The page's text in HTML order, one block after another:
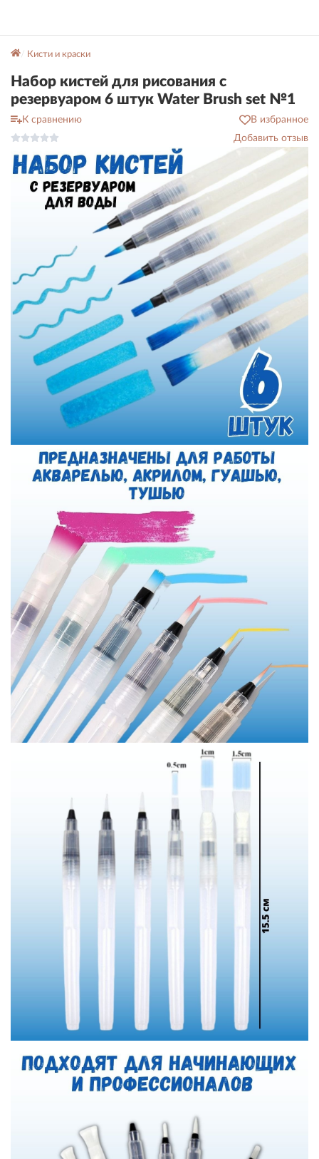
Кисти и краски
Набор кистей для рисования c
резервуаром 6 штук Water Brush set №1
К сравнению
В избранное
Добавить отзыв